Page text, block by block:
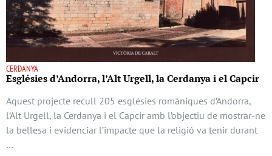
CERDANYA
Esglésies d’Andorra, l’Alt Urgell, la Cerdanya i el Capcir
Aquest projecte recull 205 esglésies romàniques d’Andorra,
l’Alt Urgell, la Cerdanya i el Capcir amb l’objectiu de mostrar-ne
la bellesa i evidenciar l’impacte que la religió va tenir durant
…